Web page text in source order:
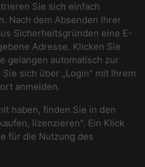
Sie sich einfach
Nach dem Absenden Ihrer
Sicherheitsgründen eine E-
Adresse. Klicken Sie
gelangen automatisch zur
sich über „Login" mit Ihrem
anmelden.
haben, finden Sie in den
lizenzieren". Ein Klick
für die Nutzung des